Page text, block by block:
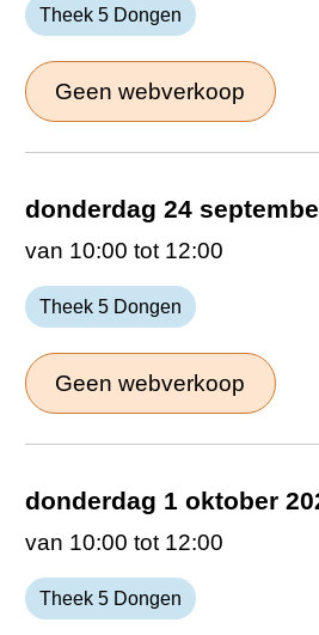
Theek 5 Dongen
Geen webverkoop
donderdag 24
van 10:00 tot 12:00
Theek 5 Dongen
Geen webverkoop
donderdag 1 oktober
van 10:00 tot 12:00
Theek 5 Dongen